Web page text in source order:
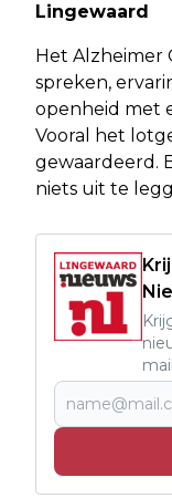
Lingewaard
Het Alzheimer
spreken,
openheid met
Vooral het
gewaardeerd.
niets uit te